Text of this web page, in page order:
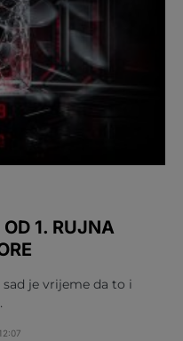
1. RUJNA
je vrijeme da to i